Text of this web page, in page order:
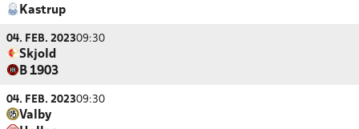
Kastrup
04. FEB. 202309:30
Skjold
B 1903
04. FEB. 202309:30
Valby